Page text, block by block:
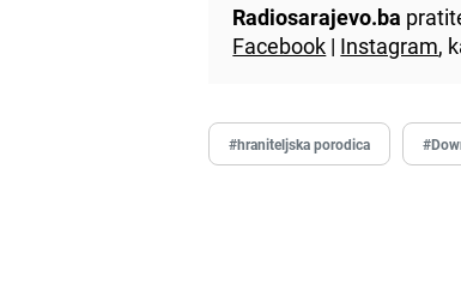
Radiosarajevo.ba
Facebook | Instagram,
#hraniteljska porodica